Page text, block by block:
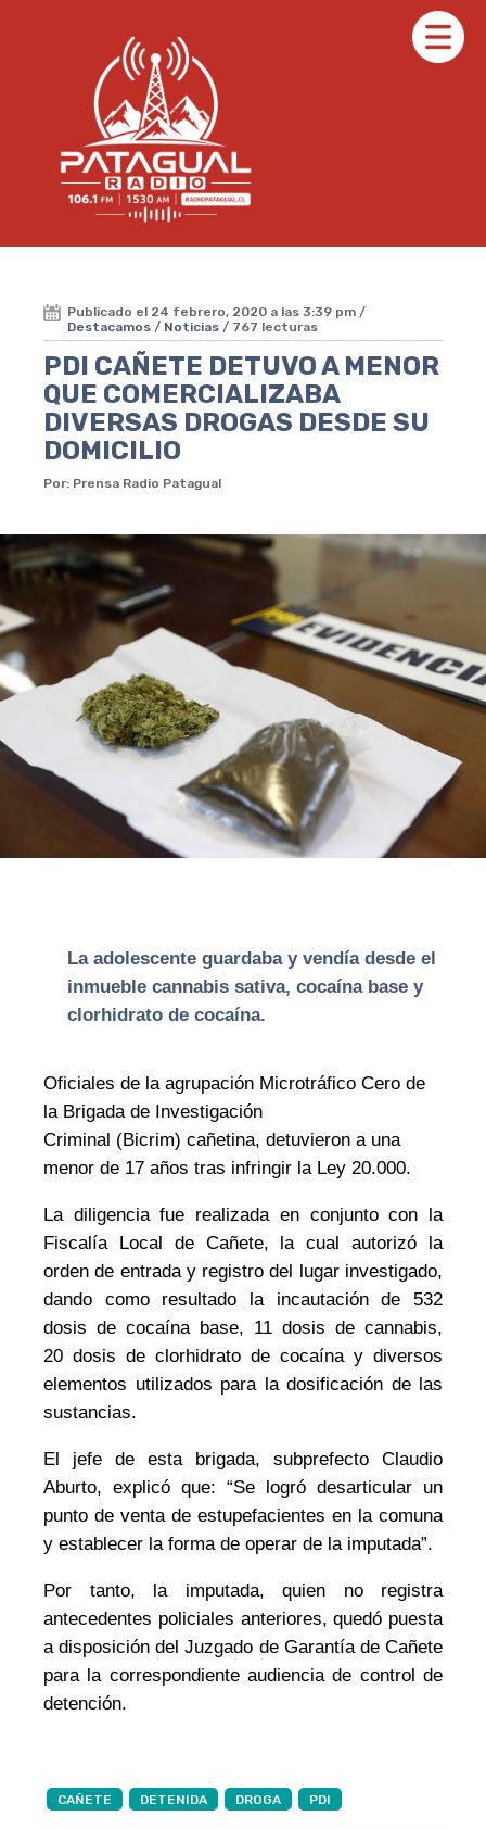
Publicado el 24 febrero, 2020 a las 3:39 pm /
Destacamos / Noticias / 767 lecturas
PDI CAÑETE DETUVO A MENOR
QUE COMERCIALIZABA
DIVERSAS DROGAS DESDE SU
DOMICILIO
Por: Prensa Radio Patagual
La adolescente guardaba y vendía desde el
inmueble cannabis sativa, cocaína base y
clorhidrato de cocaína.
Oficiales de la agrupación Microtráfico Cero de
la Brigada de Investigación
Criminal (Bicrim) cañetina, detuvieron a una
menor de 17 años tras infringir la Ley 20.000.
La diligencia fue realizada en conjunto con la
Fiscalía Local de Cañete, la cual autorizó la
orden de entrada y registro del lugar investigado,
dando como resultado la incautación de 532
dosis de cocaína base, 11 dosis de cannabis,
20 dosis de clorhidrato de cocaína y diversos
elementos utilizados para la dosificación de las
sustancias.
El jefe de esta brigada, subprefecto Claudio
Aburto, explicó que: “Se logró desarticular un
punto de venta de estupefacientes en la comuna
y establecer la forma de operar de la imputada”.
Por tanto, la imputada, quien no registra
antecedentes policiales anteriores, quedó puesta
a disposición del Juzgado de Garantía de Cañete
para la correspondiente audiencia de control de
detención.
CAÑETE DETENIDA DROGA PDI